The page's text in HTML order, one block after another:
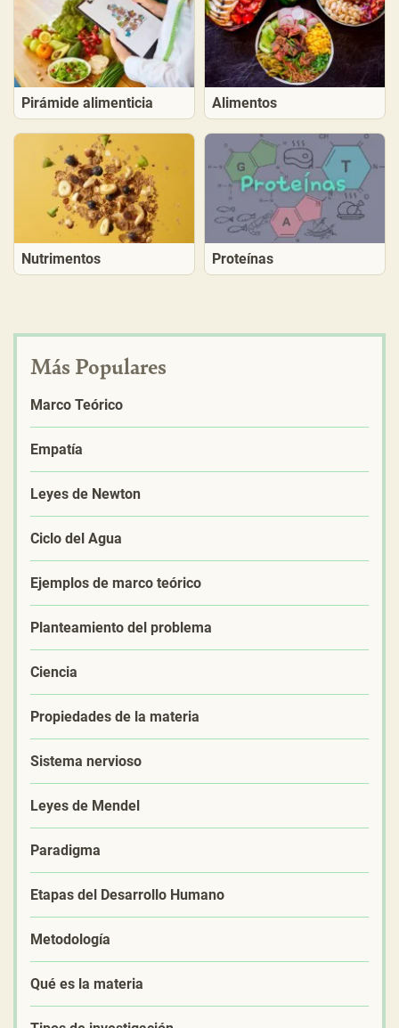
Pirámide alimenticia Alimentos
Nutrimentos Proteínas
Más Populares
Marco Teórico
Empatía
Leyes de Newton
Ciclo del Agua
Ejemplos de marco teórico
Planteamiento del problema
Ciencia
Propiedades de la materia
Sistema nervioso
Leyes de Mendel
Paradigma
Etapas del Desarrollo Humano
Metodología
Qué es la materia